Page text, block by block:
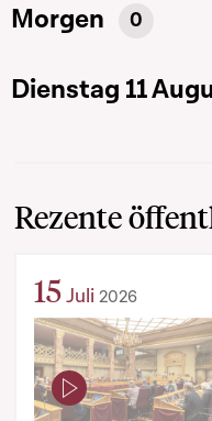
Morgen 0
Dienstag 11
Rezente
15Juli 2026